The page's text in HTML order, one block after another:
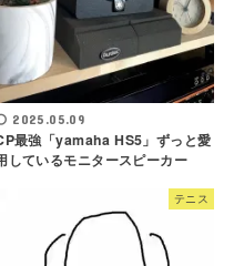
2025.05.09
最強「yamaha HS5」ずっと愛
しているモニタースピーカー
テニス